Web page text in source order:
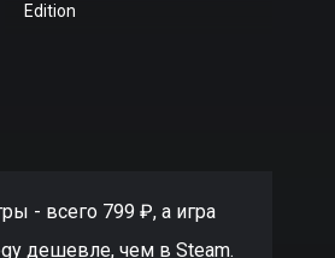
Edition
- всего 799 ₽, а игра
дешевле, чем в Steam.